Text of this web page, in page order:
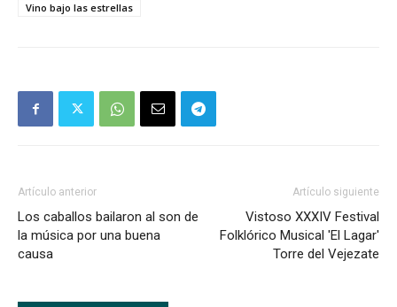
Vino bajo las estrellas
Artículo anterior
Los caballos bailaron al son de
la música por una buena
causa
Artículo siguiente
Vistoso XXXIV Festival
Folklórico Musical 'El Lagar'
Torre del Vejezate